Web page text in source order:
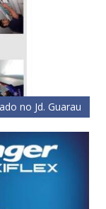
no Jd. Guarau